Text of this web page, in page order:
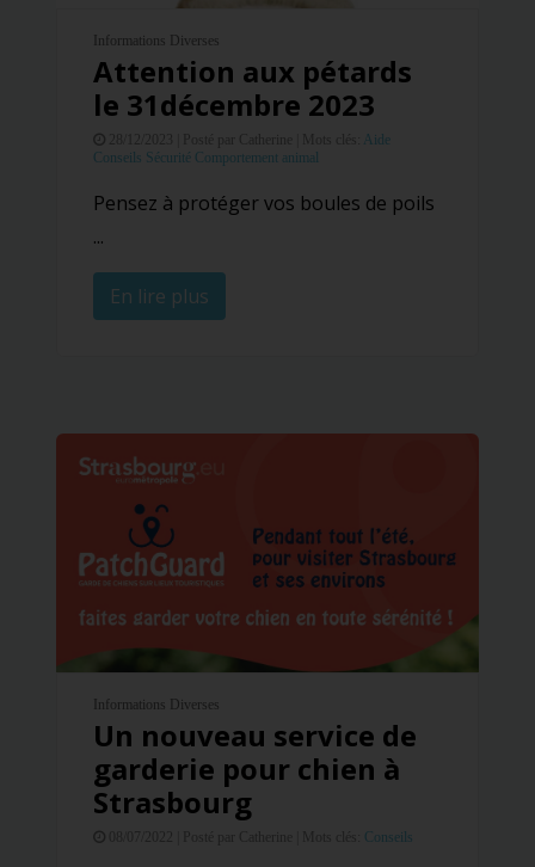
Informations Diverses
Attention aux pétards
le 31décembre 2023
Posté par Catherine |
Aide
Conseils Sécurité Comportement animal
Pensez à protéger vos boules de poils
...
En lire plus
Informations Diverses
Un nouveau service de
garderie pour chien à
Strasbourg
Posté par Catherine | Mots clés: Conseils